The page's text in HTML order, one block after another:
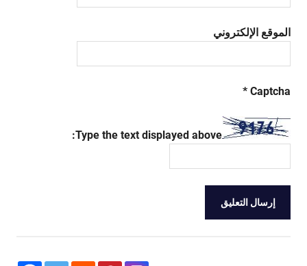
الموقع الإلكتروني
Captcha
*
Type the text displayed above: